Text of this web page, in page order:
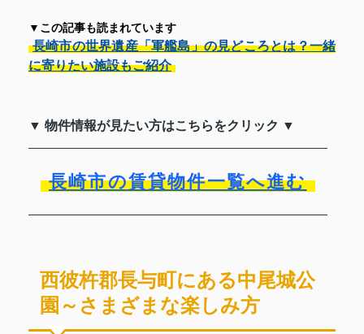
▼この記事も読まれています
長崎市の世界遺産「軍艦島」の見どころとは？一緒
に寄りたい施設もご紹介
▼ 物件情報が見たい方はこちらをクリック ▼
長崎市の賃貸物件一覧へ進む
西彼杵郡長与町にある中尾城公
園～さまざまな楽しみ方